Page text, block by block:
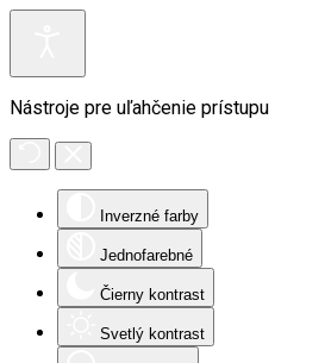
Nástroje pre uľahčenie prístupu
Inverzné farby
Jednofarebné
Čierny kontrast
Svetlý kontrast